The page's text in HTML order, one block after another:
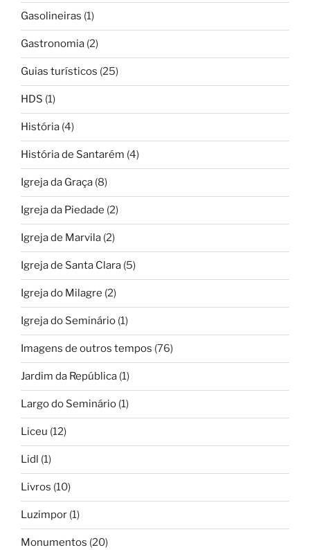
Gasolineiras (1)
Gastronomia (2)
Guias turísticos (25)
HDS (1)
História (4)
História de Santarém (4)
Igreja da Graça (8)
Igreja da Piedade (2)
Igreja de Marvila (2)
Igreja de Santa Clara (5)
Igreja do Milagre (2)
Igreja do Seminário (1)
Imagens de outros tempos (76)
Jardim da República (1)
Largo do Seminário (1)
Liceu (12)
Lidl (1)
Livros (10)
Luzimpor (1)
Monumentos (20)